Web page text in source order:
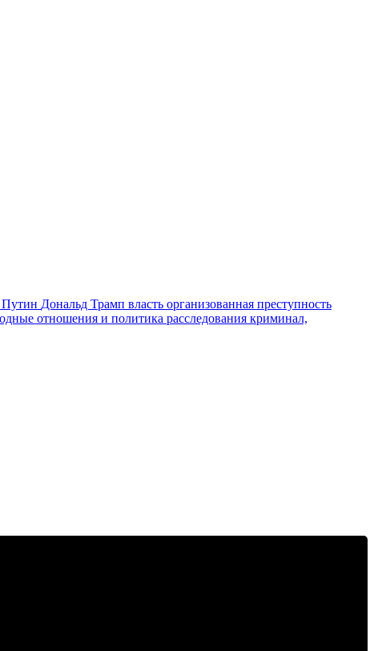
Дональд Трамп власть организованная преступность
отношения и политика расследования криминал,